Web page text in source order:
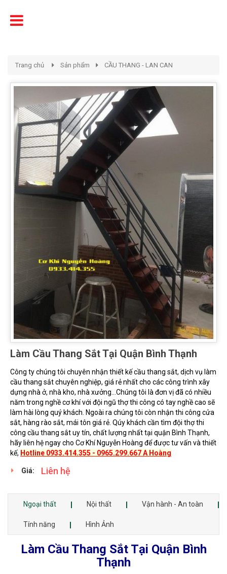
Trang chủ Sản phẩm CẦU THANG - LAN CAN
Làm Cầu Thang Sắt Tại Quận Bình Thạnh
Công ty chúng tôi chuyên nhận thiết kế cầu thang sắt, dịch vụ làm
cầu thang sắt chuyên nghiệp, giá rẻ nhất cho các công trình xây
dựng nhà ở, nhà kho, nhà xưởng...Chúng tôi là đơn vị đã có nhiều
năm trong nghề cơ khí với đội ngũ thợ thi công có tay nghề cao sẽ
làm hài lòng quý khách. Ngoài ra chúng tôi còn nhận thi công cửa
sắt, hàng rào sắt, mái tôn giá rẻ. Qúy khách cần tìm đội thợ thi
công cầu thang sắt uy tín, chất lượng nhất tại quận Bình Thạnh,
hãy liên hệ ngay cho Cơ Khí Nguyễn Hoàng để được tư vấn và thiết
kế, Hotline 0933.414.355 - 0965.299.667 A Hoàng
Giá: Liên hệ
Ngoại thất Nội thất Vận hành - An toàn
Tính năng Hình Ảnh
Làm Cầu Thang Sắt Tại Quận Bình
Thạnh